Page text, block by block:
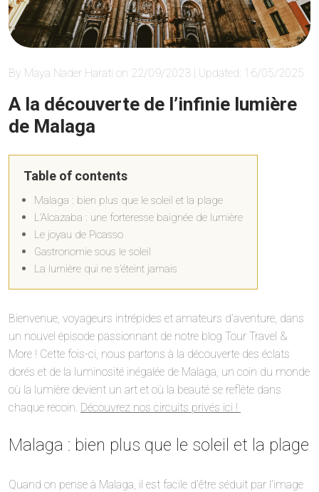
By Maya Nader Harati on 22/09/2023 | Updated: 16/05/2025
A la découverte de l’infinie lumière
de Malaga
Table of contents
Malaga : bien plus que le soleil et la plage
L’Alcazaba : une forteresse baignée de lumière
Le joyau de Picasso
Gastronomie sous le soleil
La lumière qui ne s’éteint jamais
Bienvenue, voyageurs intrépides et amateurs d’aventure, dans
un nouvel épisode passionnant de notre blog Tour Travel &
More ! Cette fois-ci, nous partons à la découverte des éclats
dorés et de la luminosité inégalée de Malaga, un coin du monde
où la lumière devient un art et où la beauté se reflète dans
chaque recoin. Découvrez nos circuits privés ici !
Malaga : bien plus que le soleil et la plage
Quand on pense à Malaga, il est facile d’être séduit par l’image